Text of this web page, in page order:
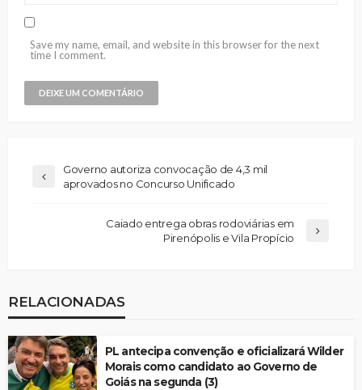
Save my name, email, and website in this browser for the next
time I comment.
Governo autoriza convocação de 4,3 mil
aprovados no Concurso Unificado
Caiado entrega obras rodoviárias em
Pirenópolis e Vila Propício
RELACIONADAS
PL antecipa convenção e oficializará Wilder
Morais como candidato ao Governo de
Goiás na segunda (3)